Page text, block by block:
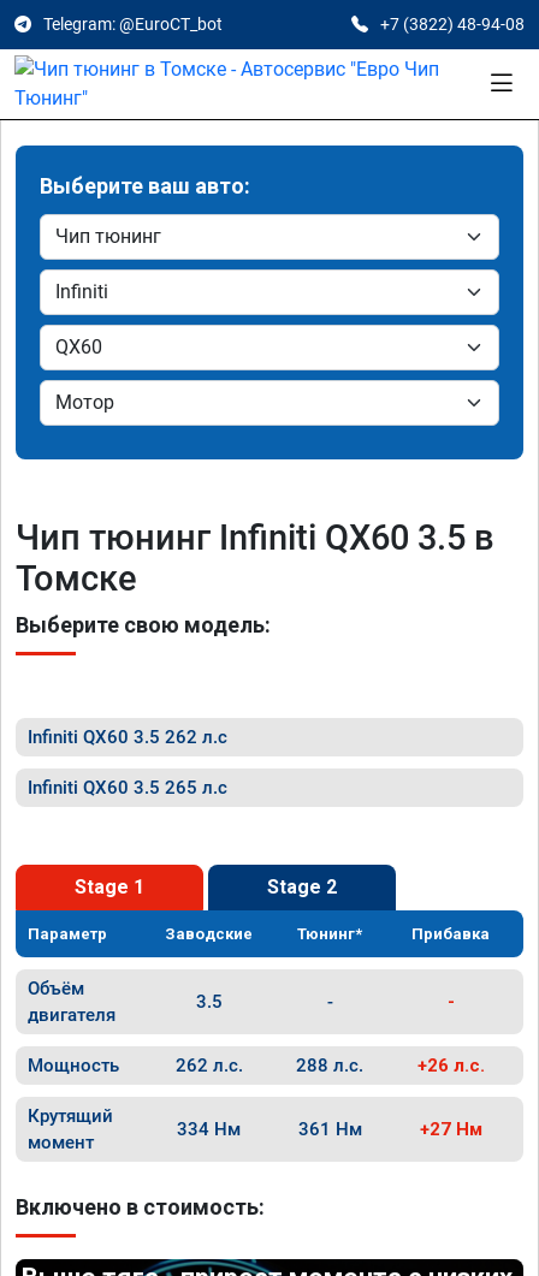
Telegram: @EuroCT_bot +7 (3822) 48-94-08
Выберите ваш авто:
Чип тюнинг Infiniti QX60 3.5 в
Томске
Выберите свою модель:
Infiniti QX60 3.5 262 л.с
Infiniti QX60 3.5 265 л.с
Stage 1 Stage 2
Параметр Заводские Тюнинг* Прибавка
Объём
двигателя
3.5 - -
Мощность 262 л.с. 288 л.с. +26 л.с.
Крутящий
момент
334 Нм 361 Нм +27 Нм
Включено в стоимость: